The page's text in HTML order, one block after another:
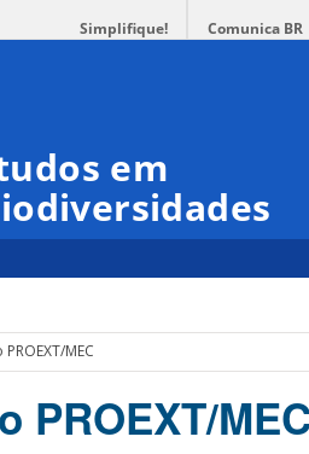
Simplifique! Comunica BR
em
MEC
PROEXT/MEC